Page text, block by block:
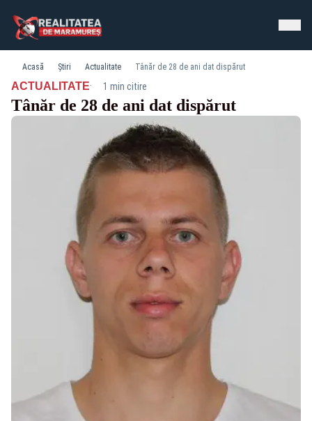
Acasă Știri Actualitate Tânăr de 28 de ani dat dispărut
ACTUALITATE· 1 min citire
Tânăr de 28 de ani dat dispărut